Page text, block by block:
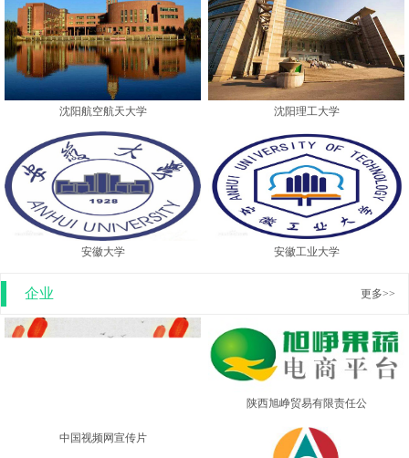
沈阳航空航天大学 沈阳理工大学
安徽大学 安徽工业大学
企业 更多>>
中国视频网宣传片
陕西旭峥贸易有限责任公